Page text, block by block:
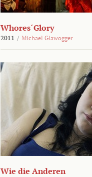
Whores´Glory
2011 / Michael Glawogger
Wie die Anderen